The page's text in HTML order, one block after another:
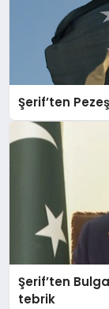
DÜNYA
EKONOMI
MAGAZIN
SAĞLIK
SIYASET
Şerif’ten
Şerif’ten
tebrik